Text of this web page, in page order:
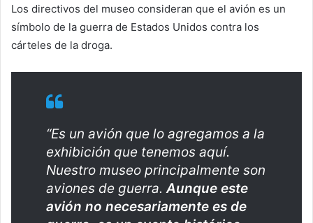
Los directivos del museo consideran que el avión es un
símbolo de la guerra de Estados Unidos contra los
cárteles de la droga.
“Es un avión que lo agregamos a la
exhibición que tenemos aquí.
Nuestro museo principalmente son
aviones de guerra.Aunque este
avión no necesariamente es de